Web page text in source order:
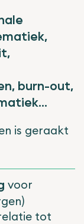
burn-out,
is geraakt
voor
tot